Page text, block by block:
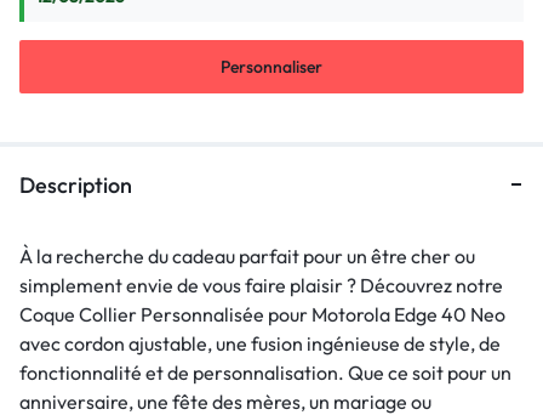
Personnaliser
Description
À la recherche du cadeau parfait pour un être cher ou
simplement envie de vous faire plaisir ? Découvrez notre
Coque Collier Personnalisée pour Motorola Edge 40 Neo
avec cordon ajustable, une fusion ingénieuse de style, de
fonctionnalité et de personnalisation. Que ce soit pour un
anniversaire, une fête des mères, un mariage ou